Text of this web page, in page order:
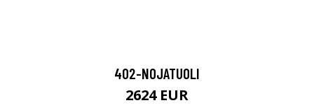
402-NOJATUOLI
2624 EUR